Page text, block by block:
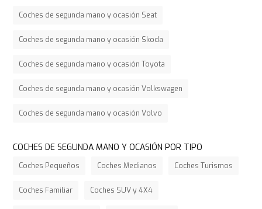
Coches de segunda mano y ocasión Seat
Coches de segunda mano y ocasión Skoda
Coches de segunda mano y ocasión Toyota
Coches de segunda mano y ocasión Volkswagen
Coches de segunda mano y ocasión Volvo
COCHES DE SEGUNDA MANO Y OCASIÓN POR TIPO
Coches Pequeños Coches Medianos Coches Turismos
Coches Familiar Coches SUV y 4X4